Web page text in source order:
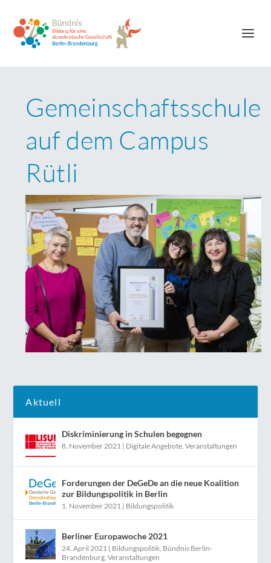
Gemeinschaftsschule
auf dem Campus
Rütli
Aktuell
Diskriminierung in Schulen begegnen
8. November 2021 | Digitale Angebote,Veranstaltungen
Forderungen der DeGeDe an die neue Koalition
zur Bildungspolitik in Berlin
1. November 2021 | Bildungspolitik
Berliner Europawoche 2021
24. April 2021 | Bildungspolitik, Bündnis Berlin-
Brandenburg,Veranstaltungen